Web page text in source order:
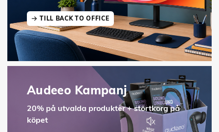
TILL BACK TO OFFICE
Audeeo Kampanj
20% på utvalda produkter + störtkorg på
köpet